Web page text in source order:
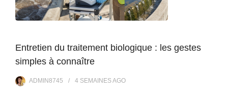
Entretien du traitement biologique : les gestes
simples à connaître
ADMIN8745 4 SEMAINESAGO